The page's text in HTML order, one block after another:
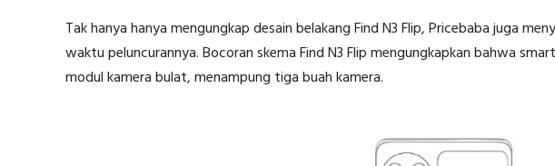
Tak hanya hanya mengungkap desain belakang Find N3 Flip, Pricebaba juga
waktu peluncurannya. Bocoran skema Find N3 Flip mengungkapkan bahwa
modul kamera bulat, menampung tiga buah kamera.